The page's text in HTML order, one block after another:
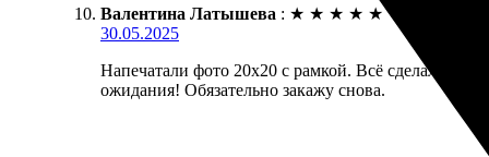
Валентина Латышева : ★ ★ ★ ★ ★
30.05.2025
Напечатали фото 20х20 с рамкой. Всё сделали
ожидания! Обязательно закажу снова.